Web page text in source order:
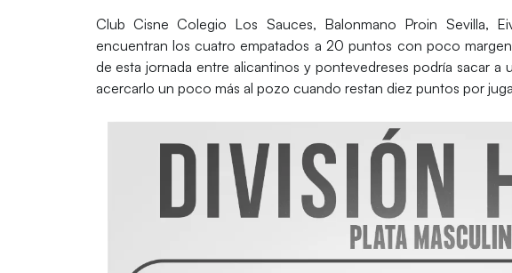
Club Cisne Colegio Los Sauces, Balonmano Proin Sevilla,
encuentran los cuatro empatados a 20 puntos con poco
de esta jornada entre alicantinos y pontevedreses podría sacar
acercarlo un poco más al pozo cuando restan diez puntos por